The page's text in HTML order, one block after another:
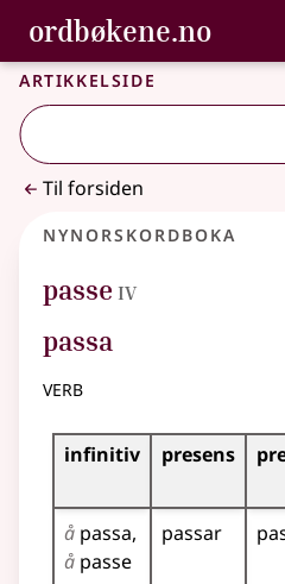
Gå til hovedinnhold
Tilgjengelighet
ordbøkene.no,
Bokmålsordboka og Nynorskordboka
Artikkelside
Til forsiden
Nynorskordboka
passe 4
IV
passa
verb
Bøyningstabell for dette
infinitiv presens
å passa
å passe
passar